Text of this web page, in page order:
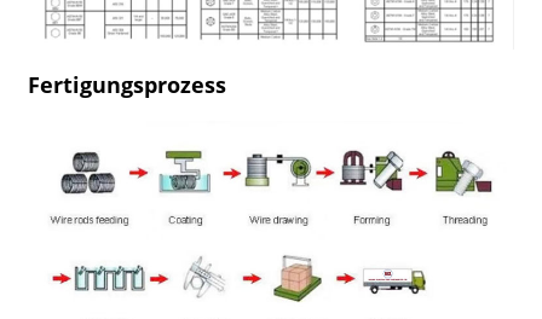
Fertigungsprozess